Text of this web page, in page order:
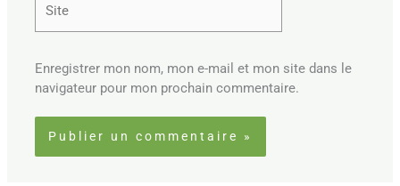
Enregistrer mon nom, mon e-mail et mon site dans le
navigateur pour mon prochain commentaire.